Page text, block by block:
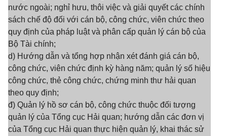
nước ngoài; nghỉ hưu, thôi việc và giải quyết các chính
sách chế độ đối với cán bộ, công chức, viên chức theo
quy định của pháp luật và phân cấp quản lý cán bộ của
Bộ Tài chính;
d) Hướng dẫn và tổng hợp nhận xét đánh giá cán bộ,
công chức, viên chức định kỳ hàng năm; quản lý số hiệu
công chức, thẻ công chức, chứng minh thư hải quan
theo quy định;
đ) Quản lý hồ sơ cán bộ, công chức thuộc đối tượng
quản lý của Tổng cục Hải quan; hướng dẫn các đơn vị
của Tổng cục Hải quan thực hiện quản lý, khai thác sử